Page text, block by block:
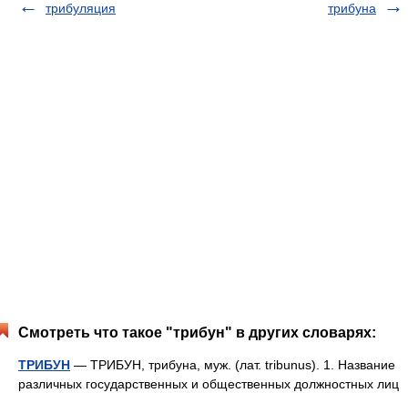
трибуляция трибуна
Смотреть что такое "трибун" в других словарях:
ТРИБУН — ТРИБУН, трибуна, муж. (лат. tribunus). 1. Название
различных государственных и общественных должностных лиц